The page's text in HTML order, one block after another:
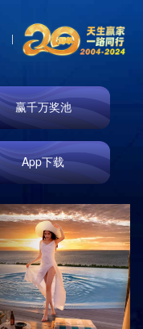
Toggle
玻纤毡系列